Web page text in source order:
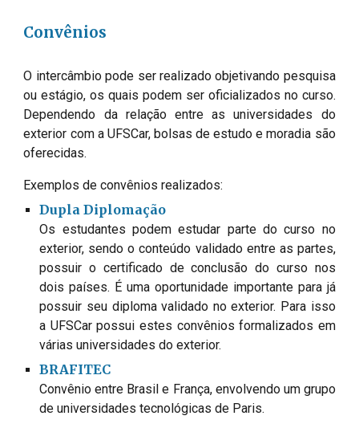
Convênios
O intercâmbio pode ser realizado objetivando pesquisa
ou estágio, os quais podem ser oficializados no curso.
Dependendo da relação entre as universidades do
exterior com a UFSCar, bolsas de estudo e moradia são
oferecidas.
Exemplos de convênios realizados:
Dupla Diplomação
Os estudantes podem estudar parte do curso no
exterior, sendo o conteúdo validado entre as partes,
possuir o certificado de conclusão do curso nos
dois países. É uma oportunidade importante para já
possuir seu diploma validado no exterior. Para isso
a UFSCar possui estes convênios formalizados em
várias universidades do exterior.
BRAFITEC
Convênio entre Brasil e França, envolvendo um grupo
de universidades tecnológicas de Paris.